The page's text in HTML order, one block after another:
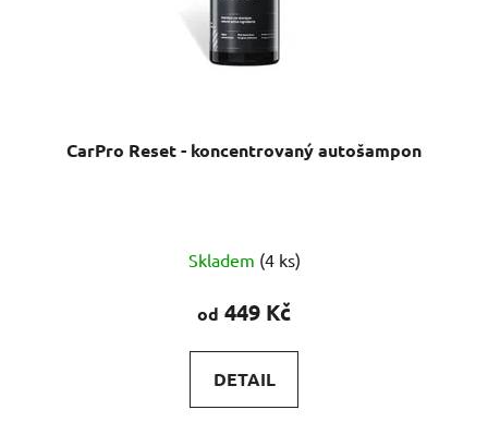
CarPro Reset - koncentrovaný autošampon
hodnocení
produktu
4,8
z
Skladem (4 ks)
od 449 Kč
DETAIL